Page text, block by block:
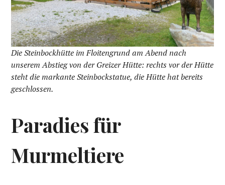
Die Steinbockhütte im Floitengrund am Abend nach
unserem Abstieg von der Greizer Hütte: rechts vor der Hütte
steht die markante Steinbockstatue, die Hütte hat bereits
geschlossen.
Paradies für
Murmeltiere